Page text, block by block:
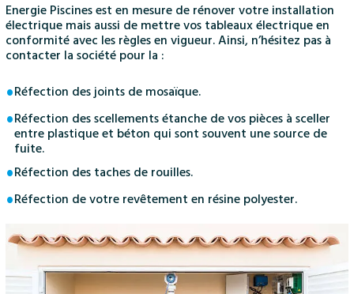
Energie Piscines est en mesure de rénover votre installation
électrique mais aussi de mettre vos tableaux électrique en
conformité avec les règles en vigueur. Ainsi, n’hésitez pas à
contacter la société pour la :
Réfection des joints de mosaïque.
Réfection des scellements étanche de vos pièces à sceller
entre plastique et béton qui sont souvent une source de
fuite.
Réfection des taches de rouilles.
Réfection de votre revêtement en résine polyester.